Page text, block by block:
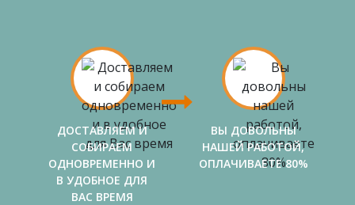
ДОСТАВЛЯЕМ И
СОБИРАЕМ
ОДНОВРЕМЕННО И
В УДОБНОЕ ДЛЯ
ВАС ВРЕМЯ
ВЫ ДОВОЛЬНЫ
НАШЕЙ РАБОТОЙ,
ОПЛАЧИВАЕТЕ 80%